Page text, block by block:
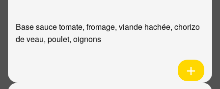
Base sauce tomate, fromage, viande hachée, chorizo
de veau, poulet, oignons